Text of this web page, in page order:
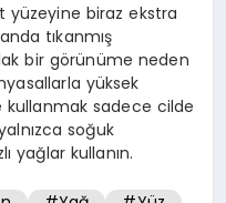
yüzeyine biraz ekstra
tıkanmış
bir görünüme neden
yüksek
kullanmak sadece cilde
soğuk
yağlar kullanın.